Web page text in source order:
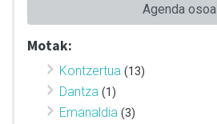
Agenda osoa
Motak:
Kontzertua (13)
Dantza (1)
Emanaldia (3)